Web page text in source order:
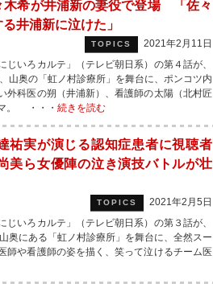
木希が井浦新の妻役で登場 「佐々
井浦新に泣けた」
TOPICS
2021年2月11日
いろカルテ」（テレビ朝日系）の第４話が、
奥の「虹ノ村診療所」を舞台に、ポンコツ内
外科医の朔（井浦新）、看護師の太陽（北村匠
。 ・・・ 続きを読む
祐実が演じる認知症患者に視聴者
ら女優陣の泣き演技バトルが壮
TOPICS
2021年2月5日
いろカルテ」（テレビ朝日系）の第３話が、
にある「虹ノ村診療所」を舞台に、全然スー
師や看護師の姿を描く、笑って泣けるチーム医